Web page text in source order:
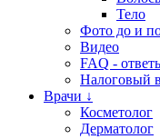
Тело
Фото до и
Видео
FAQ -
Налоговый
Врачи ↓
Косметолог
Дерматолог